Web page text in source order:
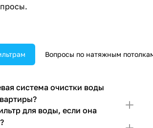
Вопросы по натяжным
система очистки воды
для воды, если она